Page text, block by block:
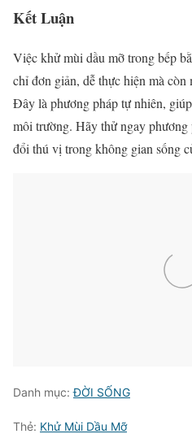
Kết Luận
Việc khử mùi dầu mỡ trong bếp
chỉ đơn giản, dễ thực hiện mà
Đây là phương pháp tự nhiên,
môi trường. Hãy thử ngay phương
đổi thú vị trong không gian sống
Danh mục:ĐỜI SỐNG
Thẻ: Khử Mùi Dầu Mỡ